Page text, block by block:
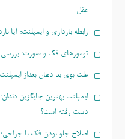
عقل
رابطه بارداری و ایمپلنت؛ آیا
تومورهای فک و صورت؛
علت بوی بد دهان بعداز
ایمپلنت بهترین جایگزین
دست رفته است؟
اصلاح جلو بودن فک با جراحی؛